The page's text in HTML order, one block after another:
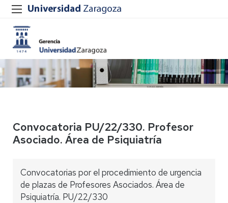
Convocatoria PU/22/330. Profesor
Asociado. Área de Psiquiatría
Convocatorias por el procedimiento de urgencia
de plazas de Profesores Asociados. Área de
Psiquiatría. PU/22/330